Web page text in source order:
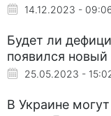
14.12.2023 -
Будет ли
появился новый
25.05.2023 -
В Украине